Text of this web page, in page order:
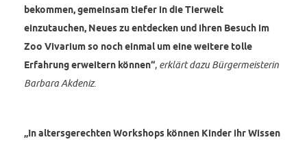
bekommen, gemeinsam tiefer in die Tierwelt
einzutauchen, Neues zu entdecken und ihren Besuch im
Zoo Vivarium so noch einmal um eine weitere tolle
Erfahrung erweitern können“, erklärt dazu Bürgermeisterin
Barbara Akdeniz.
„In altersgerechten Workshops können Kinder ihr Wissen